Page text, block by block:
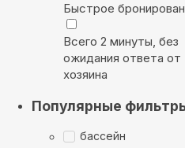
Быстрое
Всего 2 минуты, без
ожидания ответа от
хозяина
Популярные
бассейн